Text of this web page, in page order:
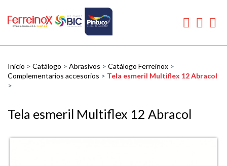
Inicio > Catálogo > Abrasivos > Catálogo Ferreinox >
Complementarios accesorios > Tela esmeril Multiflex 12 Abracol
>
Tela esmeril Multiflex 12 Abracol